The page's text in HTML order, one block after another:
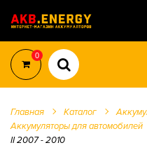
0
Главная Каталог
Аккумуляторы для автомобилей
II 2007 - 2010